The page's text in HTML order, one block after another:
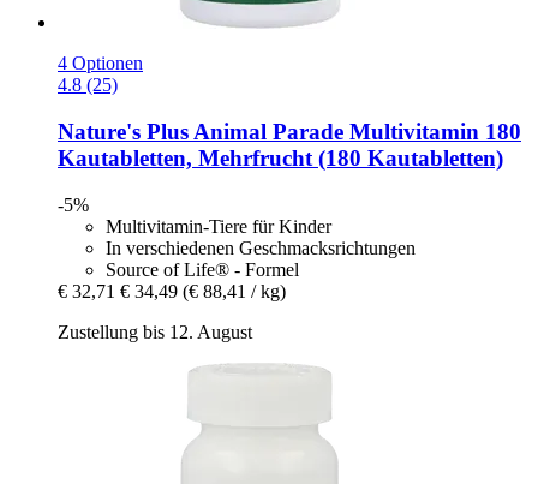
4 Optionen
4.8 (25)
Nature's Plus Animal Parade Multivitamin 180
Kautabletten, Mehrfrucht (180 Kautabletten)
-5%
Multivitamin-Tiere für Kinder
In verschiedenen Geschmacksrichtungen
Source of Life® - Formel
€ 32,71 € 34,49 (€ 88,41 / kg)
Zustellung bis 12. August